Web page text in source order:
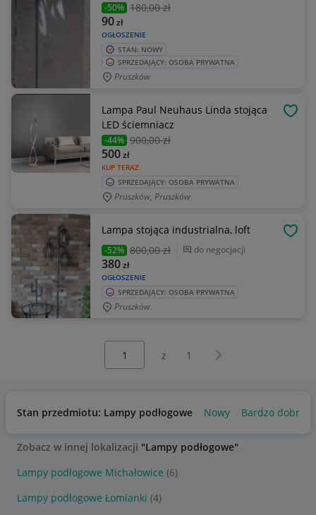
-50% 180,00 zł
OGŁOSZENIE
90zł
STAN: NOWY
SPRZEDAJĄCY: OSOBA PRYWATNA
Pruszków
Lampa Paul Neuhaus Linda stojąca
LED ściemniacz
-44% 900,00 zł
KUP TERAZ
500zł
SPRZEDAJĄCY: OSOBA PRYWATNA
Pruszków, Pruszków
Lampa stojąca industrialna, loft
-52% 800,00 zł do negocjacji
OGŁOSZENIE
380zł
SPRZEDAJĄCY: OSOBA PRYWATNA
Pruszków
z 1 Następna strona
Stan przedmiotu: Lampy podłogowe Nowy Bardzo dobry
Zobacz w innej lokalizacji "Lampy podłogowe"
Lampy podłogowe Michałowice (6)
Lampy podłogowe Łomianki (4)